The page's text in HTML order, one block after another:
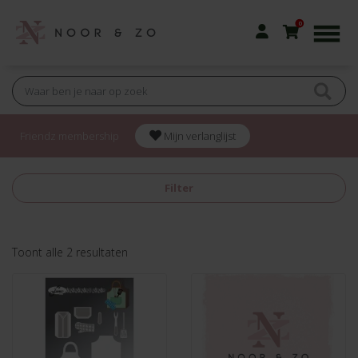
0
Mijn verlanglijst
Filter
Toont alle 2 resultaten